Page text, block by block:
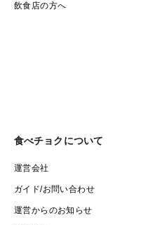
飲食店の方へ
食べチョクについて
運営会社
ガイド/お問い合わせ
運営からのお知らせ